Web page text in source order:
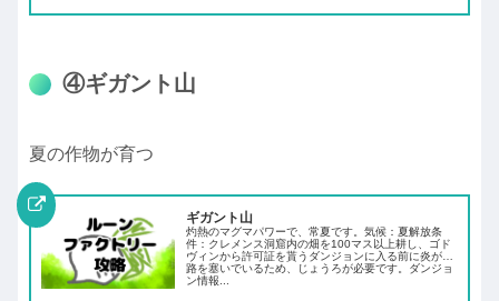
④ギガント山
夏の作物が育つ
ギガント山
灼熱のマグマパワーで、常夏です。気候：夏解放条
件：クレメンス洞窟内の畑を100マス以上耕し、ゴド
ヴィンから許可証を貰うダンジョンに入る前に炎が通
路を塞いでいるため、じょうろが必要です。ダンジョ
ン情報...